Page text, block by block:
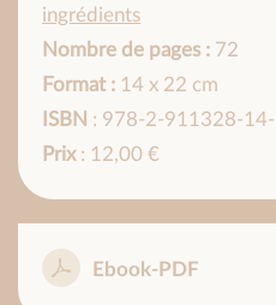
ingrédients
Nombre de pages : 72
Format : 14 x 22 cm
ISBN : 978-2-911328-
Prix: 12,00 €
Ebook-PDF